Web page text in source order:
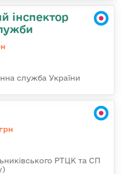
інспектор
служба України
РТЦК та СП